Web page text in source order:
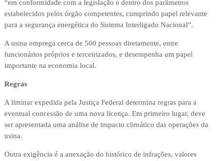
“em conformidade com a legislação e dentro dos parâmetros
estabelecidos pelos órgão competentes, cumprindo papel relevante
para a segurança energética do Sistema Interligado Nacional”.
A usina emprega cerca de 500 pessoas diretamente, entre
funcionários próprios e terceirizados, e desempenha um papel
importante na economia local.
Regras
A liminar expedida pela Justiça Federal determina regras para a
eventual concessão de uma nova licença. Em primeiro lugar, deve
ser apresentada uma análise de impacto climático das operações da
usina.
Outra exigência é a anexação do histórico de infrações, valores